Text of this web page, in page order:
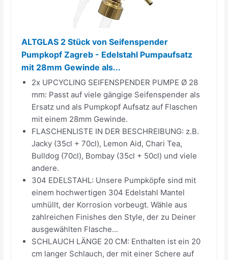
ALTGLAS 2 Stück von Seifenspender
Pumpkopf Zagreb - Edelstahl Pumpaufsatz
mit 28mm Gewinde als...
2x UPCYCLING SEIFENSPENDER PUMPE Ø 28
mm: Passt auf viele gängige Seifenspender als
Ersatz und als Pumpkopf Aufsatz auf Flaschen
mit einem 28mm Gewinde.
FLASCHENLISTE IN DER BESCHREIBUNG: z.B.
Jacky (35cl + 70cl), Lemon Aid, Chari Tea,
Bulldog (70cl), Bombay (35cl + 50cl) und viele
andere.
304 EDELSTAHL: Unsere Pumpköpfe sind mit
einem hochwertigen 304 Edelstahl Mantel
umhüllt, der Korrosion vorbeugt. Wähle aus
zahlreichen Finishes den Style, der zu Deiner
ausgewählten Flasche...
SCHLAUCH LÄNGE 20 CM: Enthalten ist ein 20
cm langer Schlauch, der mit einer Schere auf